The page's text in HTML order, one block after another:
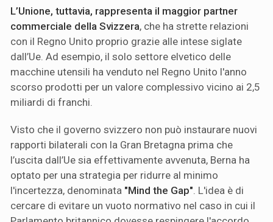
L’Unione, tuttavia, rappresenta il maggior partner
commerciale della Svizzera, che ha strette relazioni
con il Regno Unito proprio grazie alle intese siglate
dall’Ue. Ad esempio, il solo settore elvetico delle
macchine utensili ha venduto nel Regno Unito l'anno
scorso prodotti per un valore complessivo vicino ai 2,5
miliardi di franchi.
Visto che il governo svizzero non può instaurare nuovi
rapporti bilaterali con la Gran Bretagna prima che
l’uscita dall’Ue sia effettivamente avvenuta, Berna ha
optato per una strategia per ridurre al minimo
l'incertezza, denominata "Mind the Gap" . L'idea è di
cercare di evitare un vuoto normativo nel caso in cui il